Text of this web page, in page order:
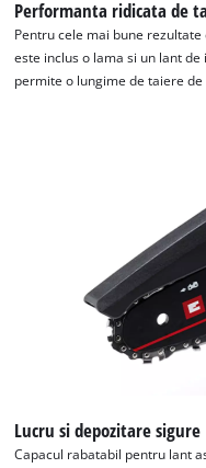
to
Performanta ridicata de
Pentru cele mai bune
este inclus o lama si un lant
permite o lungime de taiere de
Lucru si depozitare sigure
Capacul rabatabil pentru lant